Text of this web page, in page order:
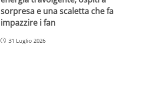
sorpresa e una scaletta che fa
impazzire i fan
31 Luglio 2026